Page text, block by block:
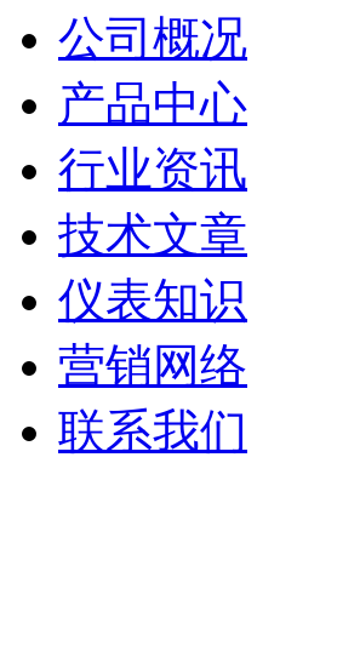
公司概况
产品中心
行业资讯
技术文章
仪表知识
营销网络
联系我们